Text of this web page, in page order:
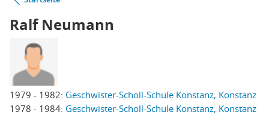
Ralf Neumann
1979 - 1982: Geschwister-Scholl-Schule Konstanz, Konstanz
1978 - 1984: Geschwister-Scholl-Schule Konstanz, Konstanz